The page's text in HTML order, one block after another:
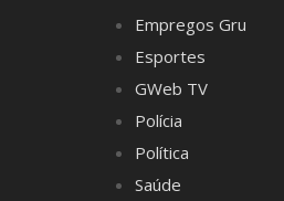
Empregos Gru
Esportes
GWeb TV
Polícia
Política
Saúde